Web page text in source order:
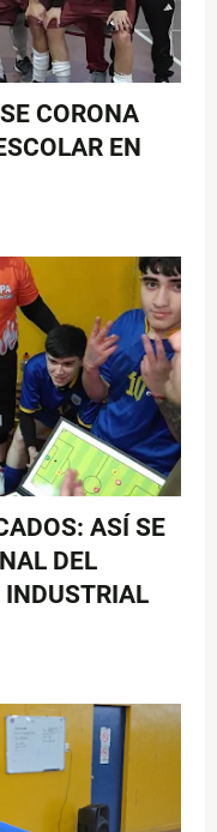
CORONA
EN
ASÍ SE
DEL
INDUSTRIAL